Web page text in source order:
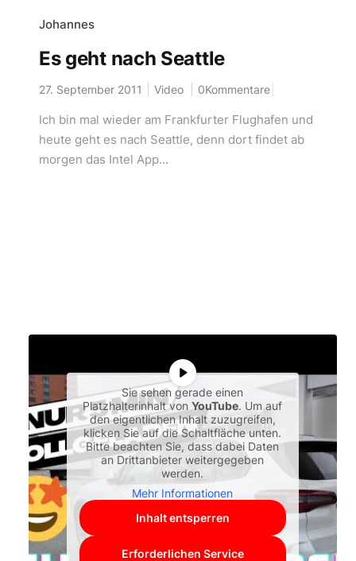
Johannes
Es geht nach Seattle
27. September 2011 Video 0Kommentare
Ich bin mal wieder am Frankfurter Flughafen und
heute geht es nach Seattle, denn dort findet ab
morgen das Intel App...
Sie sehen gerade einen
Platzhalterinhalt vonYouTube. Um auf
den eigentlichen Inhalt zuzugreifen,
klicken Sie auf die Schaltfläche unten.
Bitte beachten Sie, dass dabei Daten
an Drittanbieter weitergegeben
werden.
Mehr Informationen
Inhalt entsperren
Erforderlichen Service